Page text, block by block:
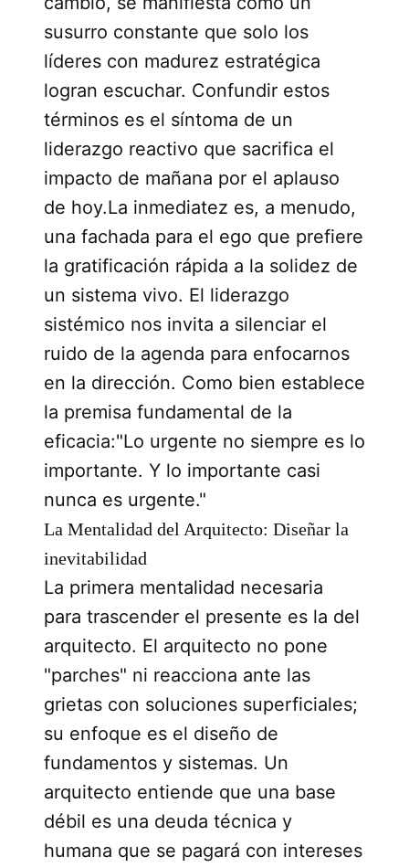
susurro constante que solo los
líderes con madurez estratégica
logran escuchar. Confundir estos
términos es el síntoma de un
liderazgo reactivo que sacrifica el
impacto de mañana por el aplauso
de hoy.La inmediatez es, a menudo,
una fachada para el ego que prefiere
la gratificación rápida a la solidez de
un sistema vivo. El liderazgo
sistémico nos invita a silenciar el
ruido de la agenda para enfocarnos
en la dirección. Como bien establece
la premisa fundamental de la
eficacia:"Lo urgente no siempre es lo
importante. Y lo importante casi
nunca es urgente."
La Mentalidad del Arquitecto: Diseñar la
inevitabilidad
La primera mentalidad necesaria
para trascender el presente es la del
arquitecto. El arquitecto no pone
"parches" ni reacciona ante las
grietas con soluciones superficiales;
su enfoque es el diseño de
fundamentos y sistemas. Un
arquitecto entiende que una base
débil es una deuda técnica y
humana que se pagará con intereses